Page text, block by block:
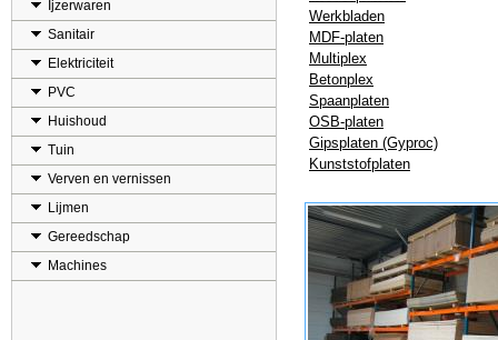
Ijzerwaren
Sanitair
Elektriciteit
PVC
Huishoud
Tuin
Verven en vernissen
Lijmen
Gereedschap
Machines
Werkbladen
MDF-platen
Multiplex
Betonplex
Spaanplaten
OSB-platen
Gipsplaten (Gyproc)
Kunststofplaten